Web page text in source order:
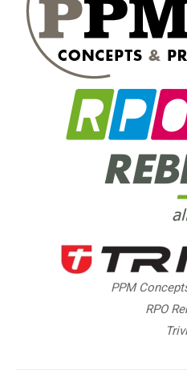
PPM
RPO